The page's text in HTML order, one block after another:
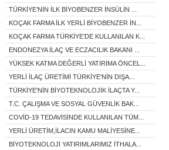
TÜRKİYE’NİN İLK BİYOBENZER İNSÜLİN ...
KOÇAK FARMA İLK YERLİ BİYOBENZER İN...
KOÇAK FARMA TÜRKİYE’DE KULLANILAN K...
ENDONEZYA İLAÇ VE ECZACILIK BAKANI ...
YÜKSEK KATMA DEĞERLİ YATIRIMA ÖNCEL...
YERLİ İLAÇ ÜRETİMİ TÜRKİYE'NİN DIŞA...
TÜRKİYE'NİN BİYOTEKNOLOJİK İLAÇTA Y...
T.C. ÇALIŞMA VE SOSYAL GÜVENLİK BAK...
COVİD-19 TEDAVİSİNDE KULLANILAN TÜM...
YERLİ ÜRETİM,İLACIN KAMU MALİYESİNE...
BİYOTEKNOLOJİ YATIRIMLARIMIZ İTHALA...